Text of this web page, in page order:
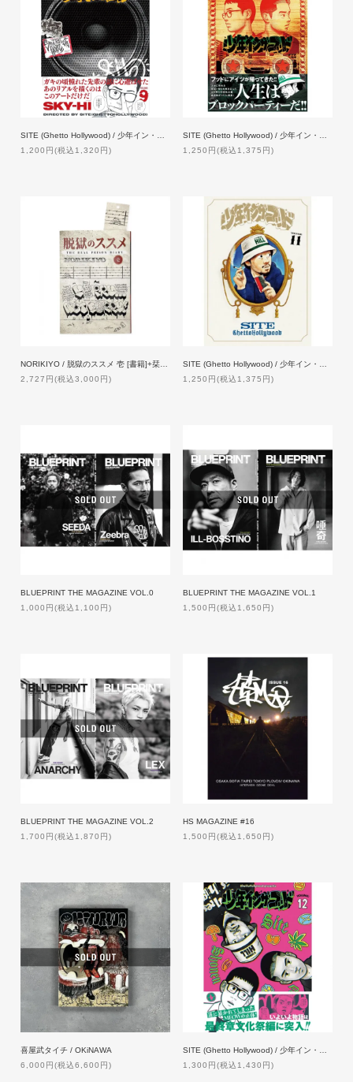
1,200円(税込1,320円)
1,250円(税込1,375円)
2,727円(税込3,000円)
1,250円(税込1,375円)
BLUEPRINT THE MAGAZINE VOL.0
1,000円(税込1,100円)
BLUEPRINT THE MAGAZINE VOL.1
1,500円(税込1,650円)
BLUEPRINT THE MAGAZINE VOL.2
1,700円(税込1,870円)
HS MAGAZINE #16
1,500円(税込1,650円)
喜屋武タイチ / OKiNAWA
6,000円(税込6,600円)
1,300円(税込1,430円)